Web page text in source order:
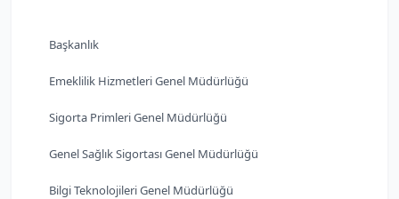
Başkanlık
Emeklilik Hizmetleri Genel Müdürlüğü
Sigorta Primleri Genel Müdürlüğü
Genel Sağlık Sigortası Genel Müdürlüğü
Bilgi Teknolojileri Genel Müdürlüğü